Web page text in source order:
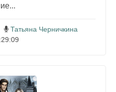
Татьяна Черничкина